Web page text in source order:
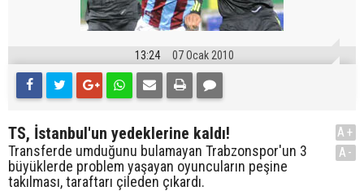
13:24 07 Ocak 2010
TS, İstanbul'un yedeklerine kaldı!
Transferde umduğunu bulamayan Trabzonspor'un 3
büyüklerde problem yaşayan oyuncuların peşine
takılması, taraftarı çileden çıkardı.
A+
A-